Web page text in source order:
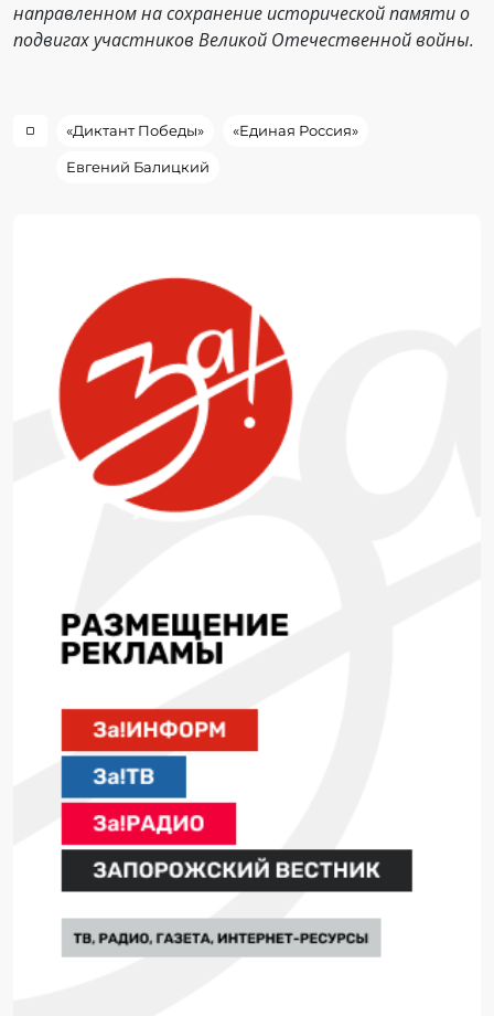
направленном на сохранение исторической памяти о
подвигах участников Великой Отечественной войны.
«Диктант Победы» «Единая Россия»
Евгений Балицкий